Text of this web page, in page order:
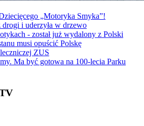
„Motoryka Smyka”!
drogi i uderzyła w drzewo
- został już wydalony z Polski
musi opuścić Polskę
ZUS
Ma być gotowa na 100-lecia Parku